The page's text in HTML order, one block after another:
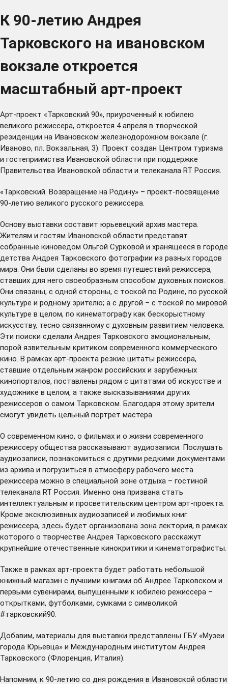
К 90-летию Андрея
Тарковского на ивановском
вокзале откроется
масштабный арт-проект
Арт-проект «Тарковский 90», приуроченный к юбилею
великого режиссера, откроется 4 апреля в творческой
резиденции на Ивановском железнодорожном вокзале (г.
Иваново, пл. Вокзальная, 3). Проект создан Центром туризма
и гостеприимства Ивановской области при поддержке
Правительства Ивановской области и телеканала RT Россия
«Тарковский. Возвращение на Родину» – проект-посвящение
90-летию великого русского режиссера.
Основу выставки составит юрьевецкий архив мастера.
Жителям и гостям Ивановской области представят
собранные киноведом Ольгой Сурковой и хранящееся в городе
детства Андрея Тарковского фотографии из разных городов
мира. Они были сделаны во время путешествий режиссера,
ставших для него своеобразным способом духовных поисков.
Они связаны, с одной стороны, с тоской по Родине, по русской
культуре и родному зрителю; а с другой – с тоской по мировой
культуре в целом, по кинематографу как бескорыстному
искусству, тесно связанному с духовным развитием человека.
Эти поиски сделали Андрея Тарковского эмоциональным,
порой язвительным критиком современного коммерческого
кино. В рамках арт-проекта резкие цитаты режиссера,
ставшие отдельным жанром российских и зарубежных
кинопорталов, поставлены рядом с цитатами об искусстве и
художнике в целом, а также высказываниями других
режиссеров о самом Тарковском. Благодаря этому зрители
смогут увидеть цельный портрет мастера.
О современном кино, о фильмах и о жизни современного
режиссеру общества рассказывают аудиозаписи. Послушать
аудиозаписи, познакомиться с другими редкими документами
из архива и погрузиться в атмосферу рабочего места
режиссера можно в специальной зоне отдыха – гостиной
телеканала RT Россия . Именно она призвана стать
интеллектуальным и просветительским центром арт-проекта.
Кроме эксклюзивных аудиозаписей и любимых книг
режиссера, здесь будет организована зона лектория, в рамках
которого о творчестве Андрея Тарковского расскажут
крупнейшие отечественные кинокритики и кинематографисты.
Также в рамках арт-проекта будет работать небольшой
книжный магазин с лучшими книгами об Андрее Тарковском и
первыми сувенирами, выпущенными к юбилею режиссера –
открытками, футболками, сумками с символикой
#тарковский90.
Добавим, материалы для выставки представлены ГБУ «Музеи
города Юрьевца» и Международным институтом Андрея
Тарковского (Флоренция, Италия).
Напомним, к 90-летию со дня рождения в Ивановской области